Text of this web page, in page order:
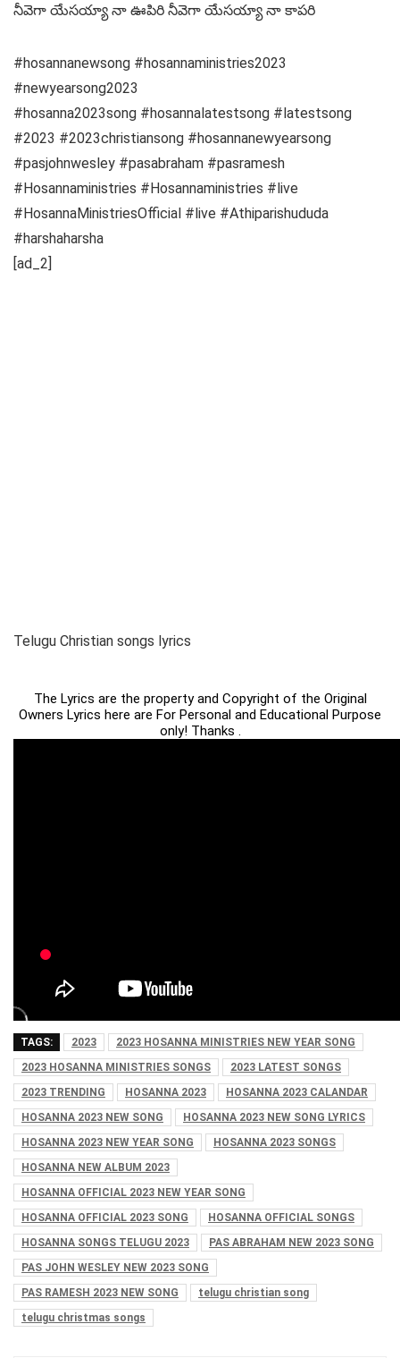
నీవెగా యేసయ్యా నా ఊపిరి నీవెగా యేసయ్యా నా కాపరి
#hosannanewsong #hosannaministries2023
#newyearsong2023
#hosanna2023song #hosannalatestsong #latestsong
#2023 #2023christiansong #hosannanewyearsong
#pasjohnwesley #pasabraham #pasramesh
#Hosannaministries #Hosannaministries #live
#HosannaMinistriesOfficial #live #Athiparishududa
#harshaharsha
[ad_2]
Telugu Christian songs lyrics
The Lyrics are the property and Copyright of the Original
Owners Lyrics here are For Personal and Educational Purpose
only! Thanks .
TAGS: 2023
2023 HOSANNA MINISTRIES NEW YEAR SONG
2023 HOSANNA MINISTRIES SONGS
2023 LATEST SONGS
2023 TRENDING
HOSANNA 2023
HOSANNA 2023 CALANDAR
HOSANNA 2023 NEW SONG
HOSANNA 2023 NEW SONG LYRICS
HOSANNA 2023 NEW YEAR SONG
HOSANNA 2023 SONGS
HOSANNA NEW ALBUM 2023
HOSANNA OFFICIAL 2023 NEW YEAR SONG
HOSANNA OFFICIAL 2023 SONG
HOSANNA OFFICIAL SONGS
HOSANNA SONGS TELUGU 2023
PAS ABRAHAM NEW 2023 SONG
PAS JOHN WESLEY NEW 2023 SONG
PAS RAMESH 2023 NEW SONG
telugu christian song
telugu christmas songs